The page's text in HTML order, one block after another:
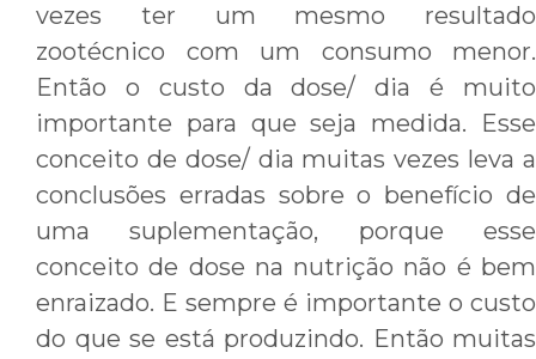
vezes ter um mesmo resultado
zootécnico com um consumo menor.
Então o custo da dose/ dia é muito
importante para que seja medida. Esse
conceito de dose/ dia muitas vezes leva a
conclusões erradas sobre o benefício de
uma suplementação, porque esse
conceito de dose na nutrição não é bem
enraizado. E sempre é importante o custo
do que se está produzindo. Então muitas